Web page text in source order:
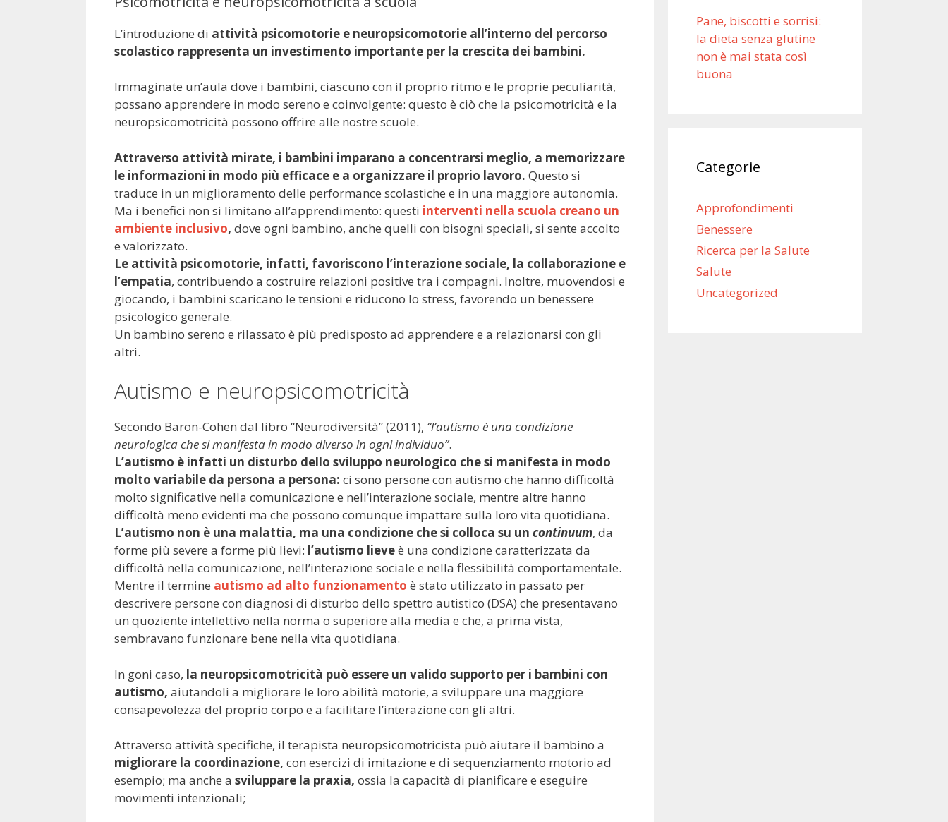
L’introduzione di attività psicomotorie e neuropsicomotorie all’interno del percorso
scolastico rappresenta un investimento importante per la crescita dei bambini.
Immaginate un’aula dove i bambini, ciascuno con il proprio ritmo e le proprie peculiarità,
possano apprendere in modo sereno e coinvolgente: questo è ciò che la psicomotricità e la
neuropsicomotricità possono offrire alle nostre scuole.
Attraverso attività mirate, i bambini imparano a concentrarsi meglio, a memorizzare
le informazioni in modo più efficace e a organizzare il proprio lavoro. Questo si
traduce in un miglioramento delle performance scolastiche e in una maggiore autonomia.
Ma i benefici non si limitano all’apprendimento: questi interventi nella scuola creano un
ambiente inclusivo, dove ogni bambino, anche quelli con bisogni speciali, si sente accolto
e valorizzato.
Le attività psicomotorie, infatti, favoriscono l’interazione sociale, la collaborazione e
l’empatia, contribuendo a costruire relazioni positive tra i compagni. Inoltre, muovendosi e
giocando, i bambini scaricano le tensioni e riducono lo stress, favorendo un benessere
psicologico generale.
Un bambino sereno e rilassato è più predisposto ad apprendere e a relazionarsi con gli
altri.
Autismo e neuropsicomotricità
Secondo Baron-Cohen dal libro “Neurodiversità” (2011), “l’autismo è una condizione
neurologica che si manifesta in modo diverso in ogni individuo”.
L’autismo è infatti un disturbo dello sviluppo neurologico che si manifesta in modo
molto variabile da persona a persona: ci sono persone con autismo che hanno difficoltà
molto significative nella comunicazione e nell’interazione sociale, mentre altre hanno
difficoltà meno evidenti ma che possono comunque impattare sulla loro vita quotidiana.
L’autismo non è una malattia, ma una condizione che si colloca su un continuum, da
forme più severe a forme più lievi: l’autismo lieveè una condizione caratterizzata da
difficoltà nella comunicazione, nell’interazione sociale e nella flessibilità comportamentale.
Mentre il termine autismo ad alto funzionamento è stato utilizzato in passato per
descrivere persone con diagnosi di disturbo dello spettro autistico (DSA) che presentavano
un quoziente intellettivo nella norma o superiore alla media e che, a prima vista,
sembravano funzionare bene nella vita quotidiana.
In goni caso, la neuropsicomotricità può essere un valido supporto per i bambini con
autismo, aiutandoli a migliorare le loro abilità motorie, a sviluppare una maggiore
consapevolezza del proprio corpo e a facilitare l’interazione con gli altri.
Attraverso attività specifiche, il terapista neuropsicomotricista può aiutare il bambino a
migliorare la coordinazione, con esercizi di imitazione e di sequenziamento motorio ad
esempio; ma anche a sviluppare la praxia, ossia la capacità di pianificare e eseguire
movimenti intenzionali;
Pane, biscotti e sorrisi:
la dieta senza glutine
non è mai stata così
buona
Categorie
Approfondimenti
Benessere
Ricerca per la Salute
Salute
Uncategorized